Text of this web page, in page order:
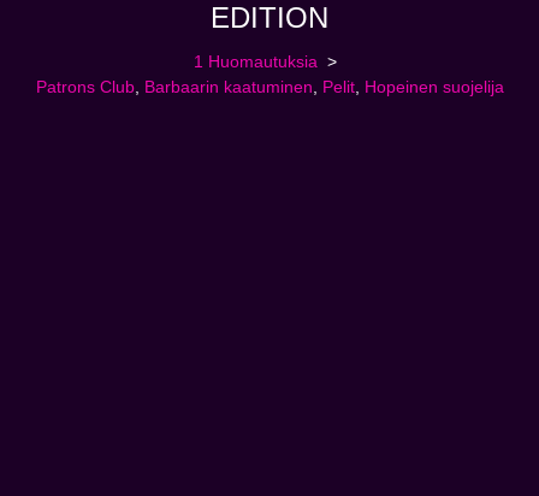
EDITION
1 Huomautuksia
Patrons Club, Barbaarin kaatuminen, Pelit, Hopeinen suojelija